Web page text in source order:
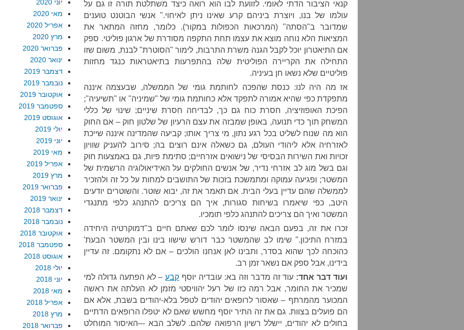
קנאי הציבור הדתי לאומי. לזוועת לבו הוא רואה כיצד משתלטת תורה זו גם על
עולמו של בנו, ויוצרת ביניהם קרע שאינו ניתן לאיחוי." אנשי הבוטנט טוענים
שמדובר ב"הסתה" (המרכאות הכפולות במקור). כלומר, מחזה המתאר את
המציאות הלא נוחה מוצא את עצמו תחת התקפה מסודרת של ארגון פוליטי. ספק
אם התיאטרון יוכל לקבל הגנה משרת התרבות, לימור "הסוטרת" לבנת, משום שזו
התחילה את הקריירה הפוליטית שלה בהתפרעות בתיאטראות כנגד מחזות
פוליטיים שלא נשאו חן בעיניה.
אז מה היה לנו: כנסת שהפכה לחותמת גומי של הממשלה, שבעצמה איננה
מתפקדת כפי שהיא אמורה לתפקד אלא כחותמת גומי של "שמיניה" או "תשיעיה";
הפיכת האופוזיציה, חסרת כוח גם כך, לבדיחה חסרת שיניים; שינוי של כללי
המשחק תוך כדי תנועה, באופן שמבזה את עצם הרעיון של שלטון חוק – אם החוק
הוא מה שנוח לשליט בכל רגע נתון, מי צריך אותו; קביעה שהמדינה איננה שייכת
לאזרחיה אלא ליהודי העולם, גם כשאלה אינם רוצים בה; סירוב להעניק שוויון
זכויות ואת השירות הבסיסי של נישואים אזרחיים; סתימת פיות, גם באמצעות חוק
וגם בשל מוג לב אזרחי נדיר, של אנשים החולקים על האידיאולוגיה הרשמית של
המשטר; ופגיעה עמוקה ומתמשכת בזכות של התושבים למחות על כל זה ולהזכיר
לממשלה שהם עדיין בעלי הבית. אם תאמר את זה, יבוא שוטר. והשוטרים יודעים
היטב, כפי שיאמרו בשיחות סגורות, איך הם צריכים להתנהג כלפי מתנגדי
המשטר ואיך הם צריכים להתנהג כלפי תומכיו.
זכרו את זה, בפעם הבאה שינסו לומר לכם שאתם חיים ב"דמוקרטיה היחידה
במזרח התיכון." שימו לב שהמשטר כבר דורש שישוו בינו ובין המשטר הבעת'
כהוכחה לכך שהוא בסדר, ותבינו לאן אנחנו הולכים – אם לא נתקומם. זה עדיין
בידינו, אבל ספק אם נשאר זמן רב.
ועוד דבר אחד: עוד זה מדבר וזה בא: עובדיה יוסף קבע– לא הפתעה גדולה למי
שמכיר את החומר, אבל רמה כזו של רעל יהוויסטי מזמן לא העלתה את ראשה
המכוער מהמרתף – שאסור לרופאים יהודים לטפל בלא-יהודים בשבת, אלא אם
הם פועלים בצוות. גם את זה התיר יוסף מחשש שאם לא יטפלו הרופאים הדתיים
בחולים לא יהודים, יישלל רשיון הרפואה שלהם. לשלב הבא -–האיסור המוחלט
יוני 2020
מאי 2020
אפריל 2020
מרץ 2020
פברואר 2020
ינואר 2020
דצמבר 2019
נובמבר 2019
אוקטובר 2019
ספטמבר 2019
אוגוסט 2019
יולי 2019
יוני 2019
מאי 2019
אפריל 2019
מרץ 2019
פברואר 2019
ינואר 2019
דצמבר 2018
נובמבר 2018
אוקטובר 2018
ספטמבר 2018
אוגוסט 2018
יולי 2018
יוני 2018
מאי 2018
אפריל 2018
מרץ 2018
פברואר 2018